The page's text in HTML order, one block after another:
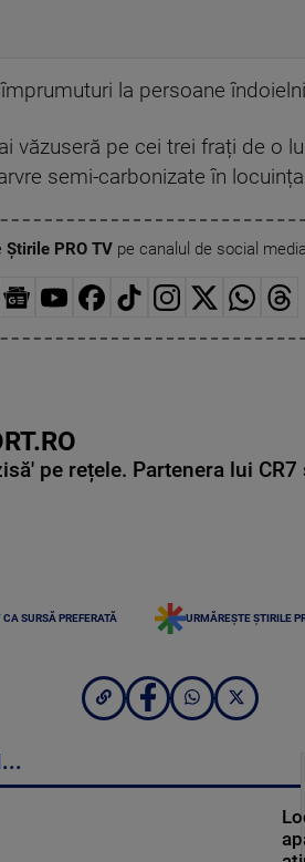
la persoane
văzuseră pe cei trei frați de o
semi-carbonizate în
Știrile PRO TVpe canalul de social
pe rețele. Partenera lui
SURSĂ PREFERATĂ URMĂREȘTE ȘTIRILE